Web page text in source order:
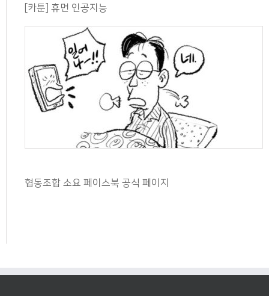
[카툰] 휴먼 인공지능
협동조합 소요 페이스북 공식 페이지